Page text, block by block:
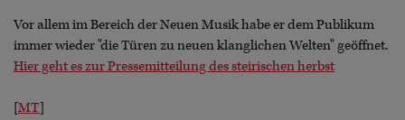
Vor allem im Bereich der Neuen Musik habe er dem Publikum
immer wieder "die Türen zu neuen klanglichen Welten" geöffnet.
Hier geht es zur Pressemitteilung des steirischen herbst
[MT]